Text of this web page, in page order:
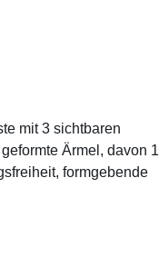
mit 3 sichtbaren
Ärmel, davon 1
formgebende